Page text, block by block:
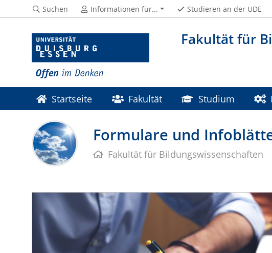
Fakultät für
Suchen Informationen für... Studieren an der UDE
Startseite Fakultät Studium
Formulare und
Fakultät für Bildungswissenschaften